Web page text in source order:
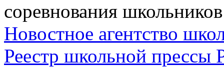
соревнования
Новостное агентство
Реестр школьной прессы